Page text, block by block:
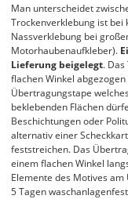
Man unterscheidet
Trockenverklebung ist
Nassverklebung bei
Motorhaubenaufkleber).
Lieferung beigelegt.
flachen Winkel
Übertragungstape
beklebenden Flächen
Beschichtungen oder
alternativ einer
feststreichen. Das
einem flachen Winkel
Elemente des Motives
5 Tagen